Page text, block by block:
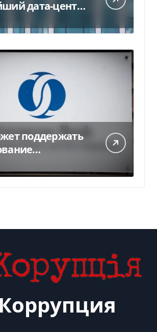
дата-центр
поддержать
— Delo.ua